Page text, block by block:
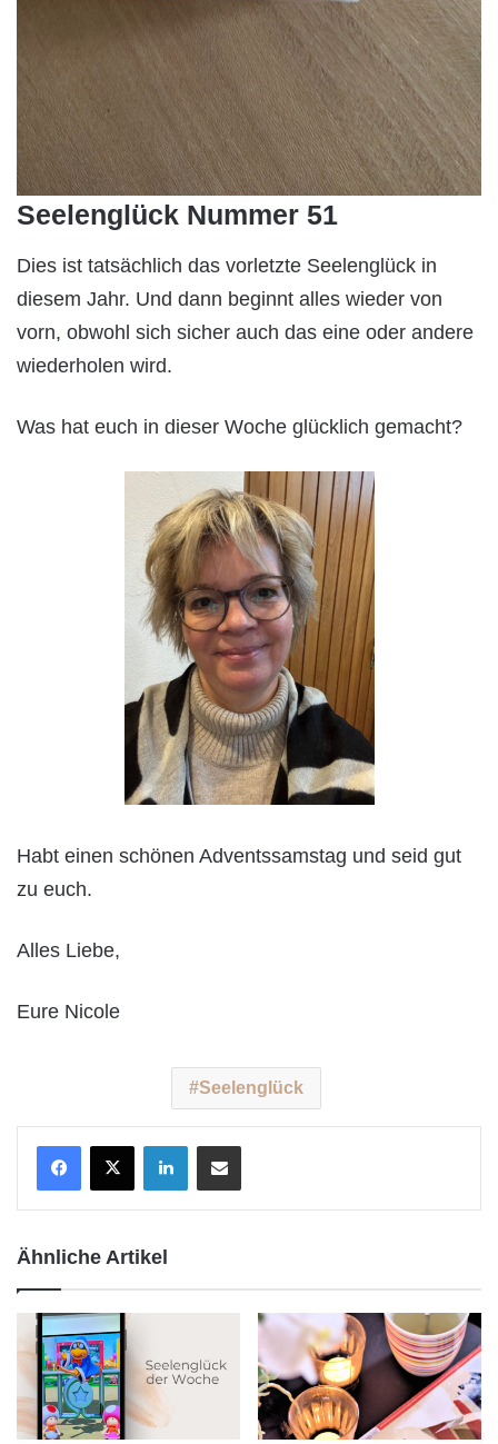
Seelenglück Nummer 51
Dies ist tatsächlich das vorletzte Seelenglück in
diesem Jahr. Und dann beginnt alles wieder von
vorn, obwohl sich sicher auch das eine oder andere
wiederholen wird.
Was hat euch in dieser Woche glücklich gemacht?
Habt einen schönen Adventssamstag und seid gut
zu euch.
Alles Liebe,
Eure Nicole
Seelenglück
LinkedInTeile per E-Mail
Ähnliche Artikel